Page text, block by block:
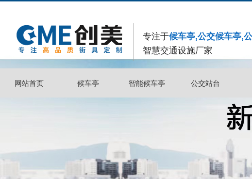
专注于候车亭,公交候车亭,
智慧交通设施厂家
网站首页 候车亭 智能候车亭 公交站台